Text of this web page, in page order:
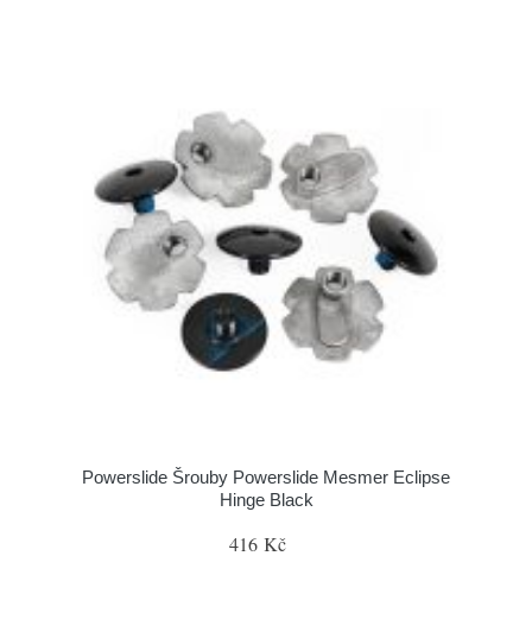
Powerslide Šrouby Powerslide Mesmer Eclipse
Hinge Black
416 Kč